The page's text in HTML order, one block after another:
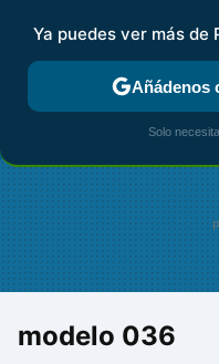
FISCALIDAD Y
modelo 036
Ya puedes ver más de
Añádenos
Solo